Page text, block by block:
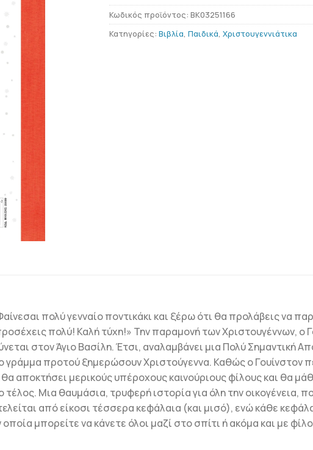
Κωδικός προϊόντος: BK03251166
Κατηγορίες: Βιβλία, Παιδικά, Χριστουγεννιάτικα
πολύ γενναίο ποντικάκι και ξέρω ότι θα προλάβεις να
πολύ! Καλή τύχη!» Την παραμονή των Χριστουγέννων, ο
στον Άγιο Βασίλη. Έτσι, αναλαμβάνει μια Πολύ Σημαντική
προτού ξημερώσουν Χριστούγεννα. Καθώς ο Γουίνστον
αποκτήσει μερικούς υπέροχους καινούριους φίλους και θα
τέλος. Μια θαυμάσια, τρυφερή ιστορία για όλη την οικογένεια,
από είκοσι τέσσερα κεφάλαια (και μισό), ενώ κάθε
μπορείτε να κάνετε όλοι μαζί στο σπίτι ή ακόμα και με